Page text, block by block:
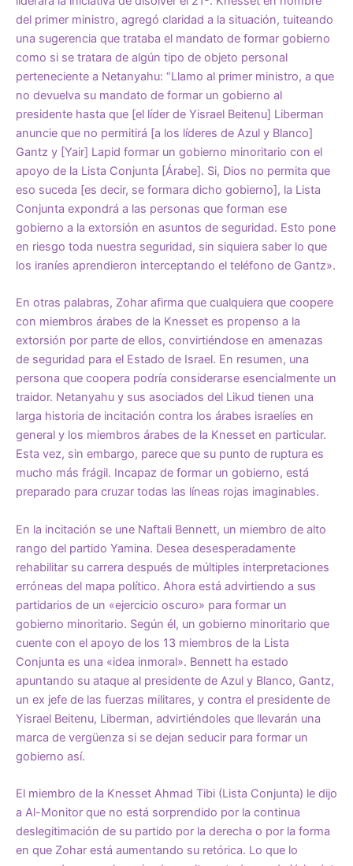
del primer ministro, agregó claridad a la situación, tuiteando
una sugerencia que trataba el mandato de formar gobierno
como si se tratara de algún tipo de objeto personal
perteneciente a Netanyahu: “Llamo al primer ministro, a que
no devuelva su mandato de formar un gobierno al
presidente hasta que [el líder de Yisrael Beitenu] Liberman
anuncie que no permitirá [a los líderes de Azul y Blanco]
Gantz y [Yair] Lapid formar un gobierno minoritario con el
apoyo de la Lista Conjunta [Árabe]. Si, Dios no permita que
eso suceda [es decir, se formara dicho gobierno], la Lista
Conjunta expondrá a las personas que forman ese
gobierno a la extorsión en asuntos de seguridad. Esto pone
en riesgo toda nuestra seguridad, sin siquiera saber lo que
los iraníes aprendieron interceptando el teléfono de Gantz».
En otras palabras, Zohar afirma que cualquiera que coopere
con miembros árabes de la Knesset es propenso a la
extorsión por parte de ellos, convirtiéndose en amenazas
de seguridad para el Estado de Israel. En resumen, una
persona que coopera podría considerarse esencialmente un
traidor. Netanyahu y sus asociados del Likud tienen una
larga historia de incitación contra los árabes israelíes en
general y los miembros árabes de la Knesset en particular.
Esta vez, sin embargo, parece que su punto de ruptura es
mucho más frágil. Incapaz de formar un gobierno, está
preparado para cruzar todas las líneas rojas imaginables.
En la incitación se une Naftali Bennett, un miembro de alto
rango del partido Yamina. Desea desesperadamente
rehabilitar su carrera después de múltiples interpretaciones
erróneas del mapa político. Ahora está advirtiendo a sus
partidarios de un «ejercicio oscuro» para formar un
gobierno minoritario. Según él, un gobierno minoritario que
cuente con el apoyo de los 13 miembros de la Lista
Conjunta es una «idea inmoral». Bennett ha estado
apuntando su ataque al presidente de Azul y Blanco, Gantz,
un ex jefe de las fuerzas militares, y contra el presidente de
Yisrael Beitenu, Liberman, advirtiéndoles que llevarán una
marca de vergüenza si se dejan seducir para formar un
gobierno así.
El miembro de la Knesset Ahmad Tibi (Lista Conjunta) le dijo
a Al-Monitor que no está sorprendido por la continua
deslegitimación de su partido por la derecha o por la forma
en que Zohar está aumentando su retórica. Lo que lo